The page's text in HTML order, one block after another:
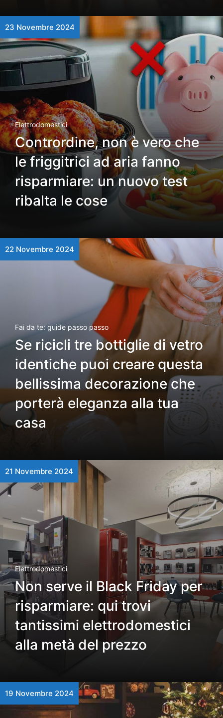
23 Novembre 2024
Elettrodomestici
Contrordine, non è vero che
le friggitrici ad aria fanno
risparmiare: un nuovo test
ribalta le cose
22 Novembre 2024
Fai da te: guide passo passo
Se ricicli tre bottiglie di vetro
identiche puoi creare questa
bellissima decorazione che
porterà eleganza alla tua
casa
21 Novembre 2024
Elettrodomestici
Non serve il Black Friday per
risparmiare: qui trovi
tantissimi elettrodomestici
alla metà del prezzo
19 Novembre 2024